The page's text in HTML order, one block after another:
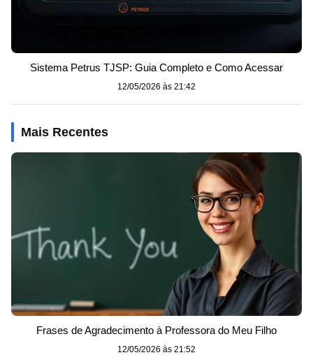
Sistema Petrus TJSP: Guia Completo e Como Acessar
12/05/2026 às 21:42
Mais Recentes
Frases de Agradecimento à Professora do Meu Filho
12/05/2026 às 21:52